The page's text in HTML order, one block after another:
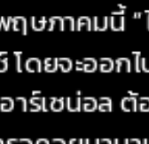
ษภาคมนี้
ดยจะออก
ร์เซน่อล